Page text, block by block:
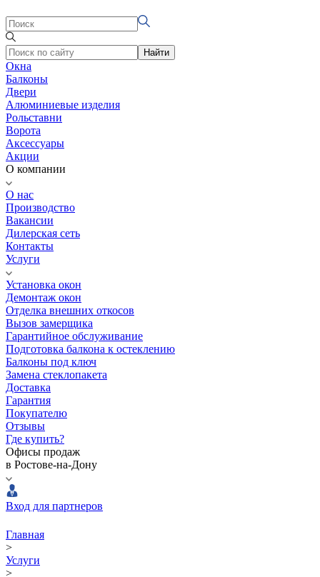
Найти
Окна
Балконы
Двери
Алюминиевые изделия
Рольставни
Ворота
Аксессуары
Акции
О компании
О нас
Производство
Вакансии
Дилерская сеть
Контакты
Услуги
Установка окон
Демонтаж окон
Отделка внешних откосов
Вызов замерщика
Гарантийное обслуживание
Подготовка балкона к остеклению
Балконы под ключ
Замена стеклопакета
Доставка
Гарантия
Покупателю
Отзывы
Где купить?
Офисы продаж
в Ростове-на-Дону
Вход для партнеров
Главная
>
Услуги
>